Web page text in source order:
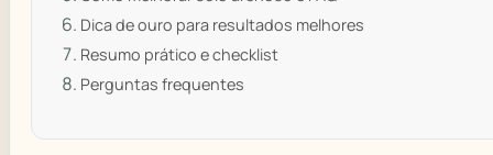
Dica de ouro para resultados melhores
Resumo prático e checklist
Perguntas frequentes